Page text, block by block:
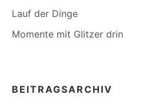
Lauf der Dinge
Momente mit Glitzer drin
BEITRAGSARCHIV